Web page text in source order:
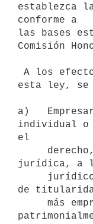
establezca
conforme a
las bases
Comisión
esta ley, se
a)
individual o
el
jurídica, a
de